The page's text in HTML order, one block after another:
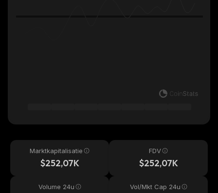
Marktkapitalisatie
$252,07K
FDV
$252,07K
Volume 24u Vol/Mkt Cap 24u